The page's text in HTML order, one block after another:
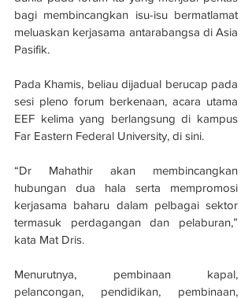
bagi membincangkan isu-isu bermatlamat
meluaskan kerjasama antarabangsa di Asia
Pasifik.
Pada Khamis, beliau dijadual berucap pada
sesi pleno forum berkenaan, acara utama
EEF kelima yang berlangsung di kampus
Far Eastern Federal University, di sini.
“Dr Mahathir akan membincangkan
hubungan dua hala serta mempromosi
kerjasama baharu dalam pelbagai sektor
termasuk perdagangan dan pelaburan,”
kata Mat Dris.
Menurutnya, pembinaan kapal,
pelancongan, pendidikan, pembinaan,